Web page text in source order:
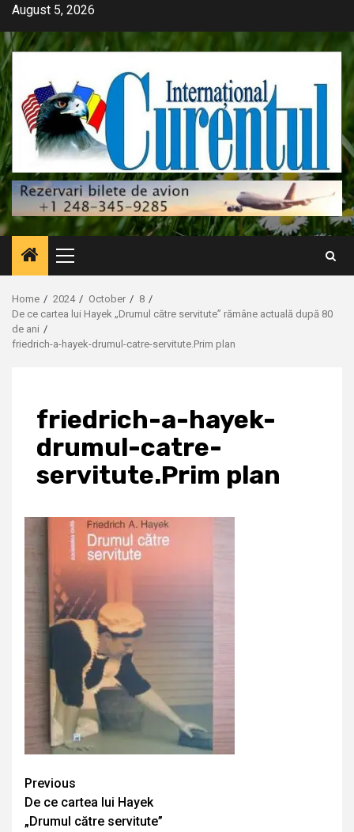
Skip
content
August 5, 2026
Primary
Menu
Home 2024 October
8
De ce cartea lui Hayek „Drumul către servitute” rămâne actuală după 80
de ani
friedrich-a-hayek-drumul-catre-servitute.Prim plan
friedrich-a-hayek-
drumul-catre-
servitute.Prim plan
Continue
Reading
Previous
De ce cartea lui Hayek
„Drumul către servitute”